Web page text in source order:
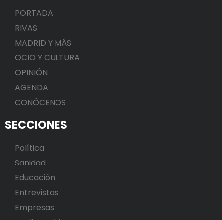
PORTADA
RIVAS
MADRID Y MÁS
OCIO Y CULTURA
OPINIÓN
AGENDA
CONÓCENOS
SECCIONES
Política
Sanidad
Educación
Entrevistas
Empresas